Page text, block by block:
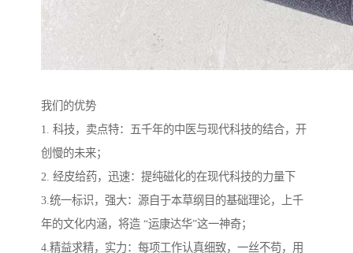
我们的优势
1. 科技，卖点特：五千年的中医与现代科技的结合，开
创慢的未来；
2. 经皮给药，迅速：提纯磁化的在现代科技的力量下
3.统一标识，强大：源自于本草纲目的基础理论，上千
年的文化内涵，将造 “运康达华”这一神奇；
4.精益求精，实力：每项工作认真细致，一丝不苟，用